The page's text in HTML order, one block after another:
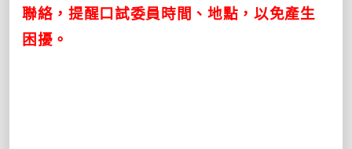
聯絡，提醒口試委員時間、地點，以免產生
困擾。